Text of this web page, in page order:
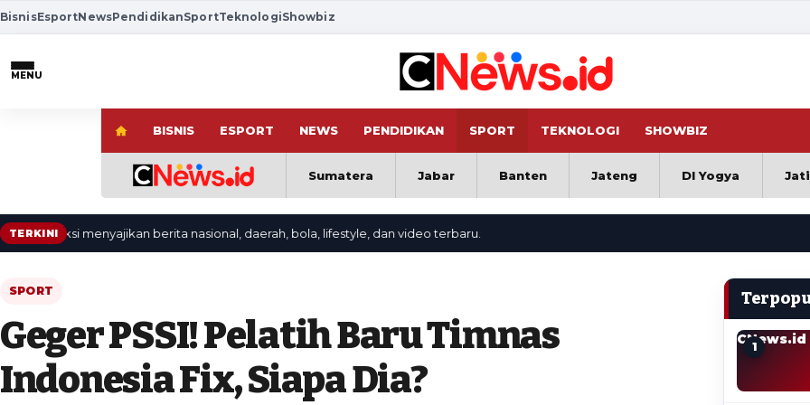
BisnisEsportNewsPendidikanSportTeknologiShowbiz
MENU
BISNIS ESPORT NEWS PENDIDIKAN SPORT TEKNOLOGI SHOWBIZ
Sumatera Jabar Banten Jateng DI Yogya
TERKINImenyajikan berita nasional, daerah, bola, lifestyle, dan video terbaru.
SPORT
Geger PSSI! Pelatih Baru Timnas
Indonesia Fix, Siapa Dia?
CNews.id
1